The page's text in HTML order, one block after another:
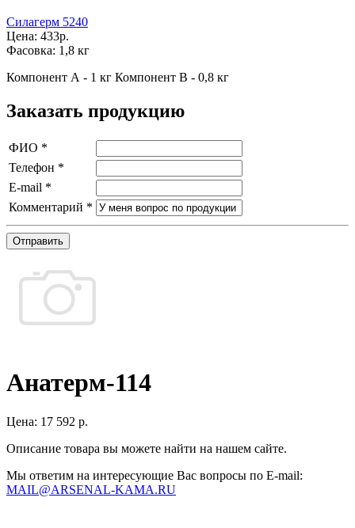
Силагерм 5240
Цена: 433р.
Фасовка: 1,8 кг
Компонент А - 1 кг Компонент В - 0,8 кг
Заказать продукцию
ФИО *
Телефон *
E-mail *
Комментарий *
Отправить
Анатерм-114
Цена: 17 592 р.
Описание товара вы можете найти на нашем сайте.
Мы ответим на интересующие Вас вопросы по E-mail:
MAIL@ARSENAL-KAMA.RU